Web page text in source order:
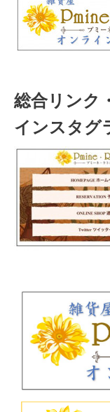
総合リンク
インスタグ